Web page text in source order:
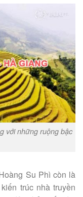
với những ruộng bậc
Su Phì còn là
trúc nhà truyền